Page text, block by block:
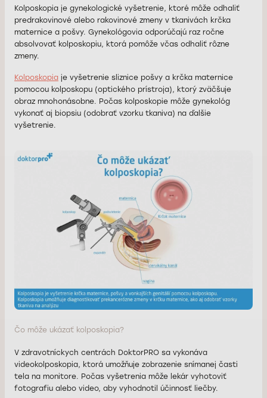
Kolposkopia je gynekologické vyšetrenie, ktoré môže odhaliť
predrakovinové alebo rakovinové zmeny v tkanivách krčka
maternice a pošvy. Gynekológovia odporúčajú raz ročne
absolvovať kolposkopiu, ktorá pomôže včas odhaliť rôzne
zmeny.
Kolposkopia je vyšetrenie sliznice pošvy a krčka maternice
pomocou kolposkopu (optického prístroja), ktorý zväčšuje
obraz mnohonásobne. Počas kolposkopie môže gynekológ
vykonať aj biopsiu (odobrať vzorku tkaniva) na ďalšie
vyšetrenie.
Čo môže ukázať kolposkopia?
V zdravotníckych centrách DoktorPRO sa vykonáva
videokolposkopia, ktorá umožňuje zobrazenie snímanej časti
tela na monitore. Počas vyšetrenia môže lekár vyhotoviť
fotografiu alebo video, aby vyhodnotil účinnosť liečby.